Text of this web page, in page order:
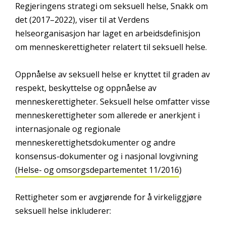
Regjeringens strategi om seksuell helse, Snakk om
det (2017–2022), viser til at Verdens
helseorganisasjon har laget en arbeidsdefinisjon
om menneskerettigheter relatert til seksuell helse.
Oppnåelse av seksuell helse er knyttet til graden av
respekt, beskyttelse og oppnåelse av
menneskerettigheter. Seksuell helse omfatter visse
menneskerettigheter som allerede er anerkjent i
internasjonale og regionale
menneskerettighetsdokumenter og andre
konsensus-dokumenter og i nasjonal lovgivning
(Helse- og omsorgsdepartementet 11/2016)
Rettigheter som er avgjørende for å virkeliggjøre
seksuell helse inkluderer: